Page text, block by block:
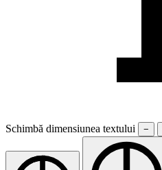
Schimbă dimensiunea textului −